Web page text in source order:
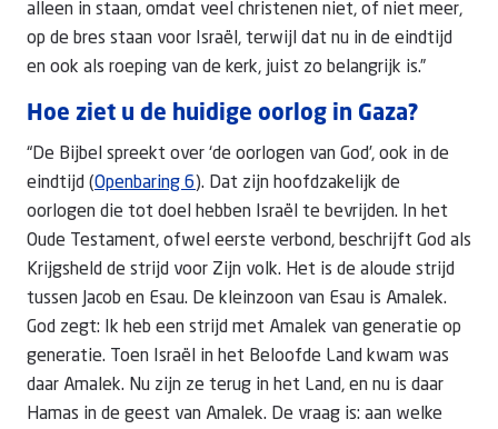
alleen in staan, omdat veel christenen niet, of niet meer,
op de bres staan voor Israël, terwijl dat nu in de eindtijd
en ook als roeping van de kerk, juist zo belangrijk is.”
Hoe ziet u de huidige oorlog in Gaza?
“De Bijbel spreekt over ‘de oorlogen van God’, ook in de
eindtijd (Openbaring 6). Dat zijn hoofdzakelijk de
oorlogen die tot doel hebben Israël te bevrijden. In het
Oude Testament, ofwel eerste verbond, beschrijft God als
Krijgsheld de strijd voor Zijn volk. Het is de aloude strijd
tussen Jacob en Esau. De kleinzoon van Esau is Amalek.
God zegt: Ik heb een strijd met Amalek van generatie op
generatie. Toen Israël in het Beloofde Land kwam was
daar Amalek. Nu zijn ze terug in het Land, en nu is daar
Hamas in de geest van Amalek. De vraag is: aan welke